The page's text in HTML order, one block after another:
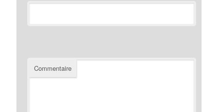
Commentaire